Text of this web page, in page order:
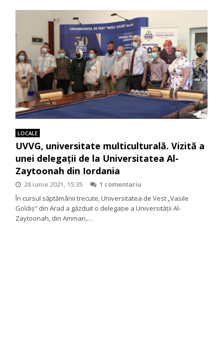
LOCALE
UVVG, universitate multiculturală. Vizită a
unei delegații de la Universitatea Al-
Zaytoonah din Iordania
28 iunie 2021, 15:35
1 comentariu
În cursul săptămânii trecute, Universitatea de Vest „Vasile
Goldiș" din Arad a găzduit o delegație a Universității Al-
Zaytoonah, din Amman,…